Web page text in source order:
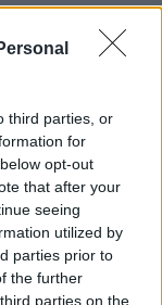
third parties, or
for
opt-out
that after your
seeing
utilized by
parties prior to
the further
parties on the
play-off
e